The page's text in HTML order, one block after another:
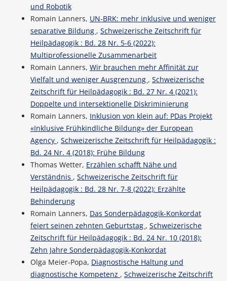
und Robotik
Romain Lanners, UN-BRK: mehr inklusive und weniger
separative Bildung , Schweizerische Zeitschrift für
Heilpädagogik : Bd. 28 Nr. 5-6 (2022):
Multiprofessionelle Zusammenarbeit
Romain Lanners, Wir brauchen mehr Affinität zur
Vielfalt und weniger Ausgrenzung , Schweizerische
Zeitschrift für Heilpädagogik : Bd. 27 Nr. 4 (2021):
Doppelte und intersektionelle Diskriminierung
Romain Lanners, Inklusion von klein auf: PDas Projekt
«Inklusive Frühkindliche Bildung» der European
Agency , Schweizerische Zeitschrift für Heilpädagogik :
Bd. 24 Nr. 4 (2018): Frühe Bildung
Thomas Wetter, Erzählen schafft Nähe und
Verständnis , Schweizerische Zeitschrift für
Heilpädagogik : Bd. 28 Nr. 7-8 (2022): Erzählte
Behinderung
Romain Lanners, Das Sonderpädagogik-Konkordat
feiert seinen zehnten Geburtstag , Schweizerische
Zeitschrift für Heilpädagogik : Bd. 24 Nr. 10 (2018):
Zehn Jahre Sonderpädagogik-Konkordat
Olga Meier-Popa, Diagnostische Haltung und
diagnostische Kompetenz , Schweizerische Zeitschrift